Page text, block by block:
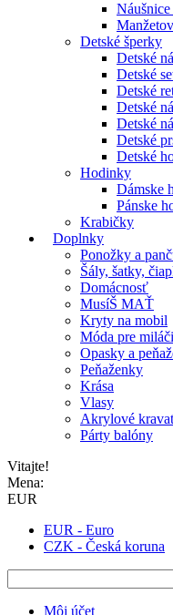
Detské šperky
Detské
Detské
Detské
Detské
Detské
Detské
Detské
Hodinky
Dámske
Pánske
Krabičky
Doplnky
Ponožky a
Šály, šatky,
Domácnosť
MusíŠ MAŤ
Kryty na mobil
Móda pre
Opasky a
Peňaženky
Krása
Vlasy
Akrylové
Párty balóny
Vitajte!
Mena:
EUR
EUR - Euro
CZK - Česká koruna
Môj účet